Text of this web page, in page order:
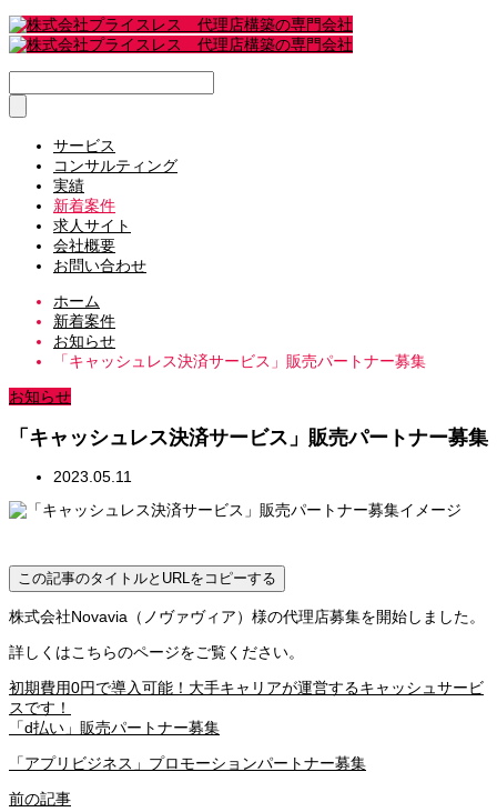
サービス
コンサルティング
実績
新着案件
求人サイト
会社概要
お問い合わせ
ホーム
新着案件
お知らせ
「キャッシュレス決済サービス」販売パートナー募集
お知らせ
「キャッシュレス決済サービス」販売パートナー募集
2023.05.11
この記事のタイトルとURLをコピーする
株式会社Novavia（ノヴァヴィア）様の代理店募集を開始しました。
詳しくはこちらのページをご覧ください。
初期費用0円で導入可能！大手キャリアが運営するキャッシュサービ
スです！
「d払い」販売パートナー募集
「アプリビジネス」プロモーションパートナー募集
前の記事